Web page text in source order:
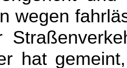
wegen
hat